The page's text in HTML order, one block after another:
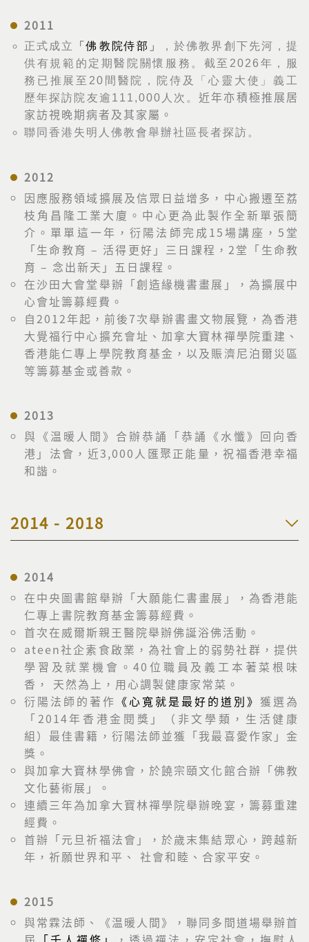
2011
正式成立 「佛教院侍部」
，於佛教界創下先河，提
供有規範的定期醫院關懷服務。截至 2026 年，服
務已推展至20間醫院，院侍及「心靈大使」義工
歷年探訪院友逾111 ,000 人次。近年亦積極推展居
家訪視晚期病者及其家屬。
聯同香港失明人佛教會舉辦社區長者探訪。
2012
因應服務領域擴展及信眾日益增多，中心搬遷至荔
枝角昌隆工業大廈。中心更為此製作全新單張簡
介。單單這一年，衍陽法師完成15場講座，5堂
「生命教育 – 活得更好」三日課程，2堂「生命教
育 – 念出新天」五日課程。
在沙田大會堂舉辦「創造緣機書畫展」，為擴展中
心會址籌募經費。
自2012年起，前後7次舉辦書畫文物展覽，為香港
大覺福行中心擴充會址、加拿大寶林禪學院重建、
香港能仁專上學院教育基金，以及賑濟尼泊爾災區
等籌募基金或善款。
2013
與《温暖人間》合辦恭誦「恭誦《水懺》回向香
港」法會，近3,000人匯聚正能量，祝福香港幸福
和諧。
2014 - 2018
2014
在中央圖書館舉辦「大願能仁書畫展」，為香港能
仁專上書院教育基金籌募經費。
首次在威爾斯親王醫院舉辦佛誕浴佛活動。
ateen社企素食啟業，為社會上的弱勢社群，提供
學習及就業機會。40位職員及義工本著菜根味
香， 天然為上，用心調製健康家常菜。
衍陽法師的著作 《心寬就是最好的道別》 獲選為
「2014年香港金閱獎」（非文學類，生活健康
組）最佳書籍，衍陽法師並獲「我最喜愛作家」金
獎。
與加拿大寶林學佛會，於饒宗頤文化館合辦「佛教
文化藝術展」。
連續三年為加拿大寶林禪學院舉辦晚宴，籌募重建
經費。
首辦「元旦祈福法會」，於歲末集結眾心，跨越新
年，祈願世界和平、 社會和睦、合家平安。
2015
與常霖法師、《温暖人間》，聯同多間道場舉辦首